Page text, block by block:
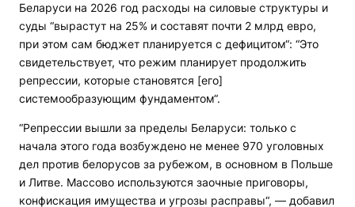
Беларуси на 2026 год расходы на силовые структуры и
суды “вырастут на 25% и составят почти 2 млрд евро,
при этом сам бюджет планируется с дефицитом“: “Это
свидетельствует, что режим планирует продолжить
репрессии, которые становятся [его]
системообразующим фундаментом“.
“Репрессии вышли за пределы Беларуси: только с
начала этого года возбуждено не менее 970 уголовных
дел против белорусов за рубежом, в основном в Польше
и Литве. Массово используются заочные приговоры,
конфискация имущества и угрозы расправы“, — добавил